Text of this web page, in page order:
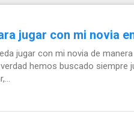
jugar con mi novia
jugar con mi novia de
hemos buscado siempre